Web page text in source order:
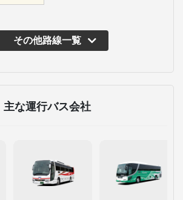
その他路線一覧
主な運行バス会社